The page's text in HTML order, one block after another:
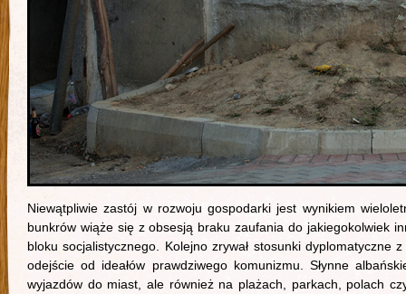
Niewątpliwie zastój w rozwoju gospodarki jest wynikiem
bunkrów wiąże się z obsesją braku zaufania do jakiegokolwiek
bloku socjalistycznego. Kolejno zrywał stosunki
odejście od ideałów prawdziwego komunizmu. Słynne
wyjazdów do miast, ale również na plażach, parkach, polach